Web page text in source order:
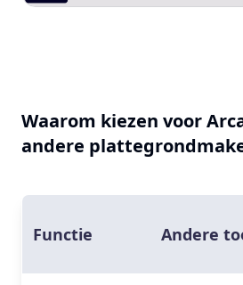
Waarom kiezen voor
andere
Functie Andere